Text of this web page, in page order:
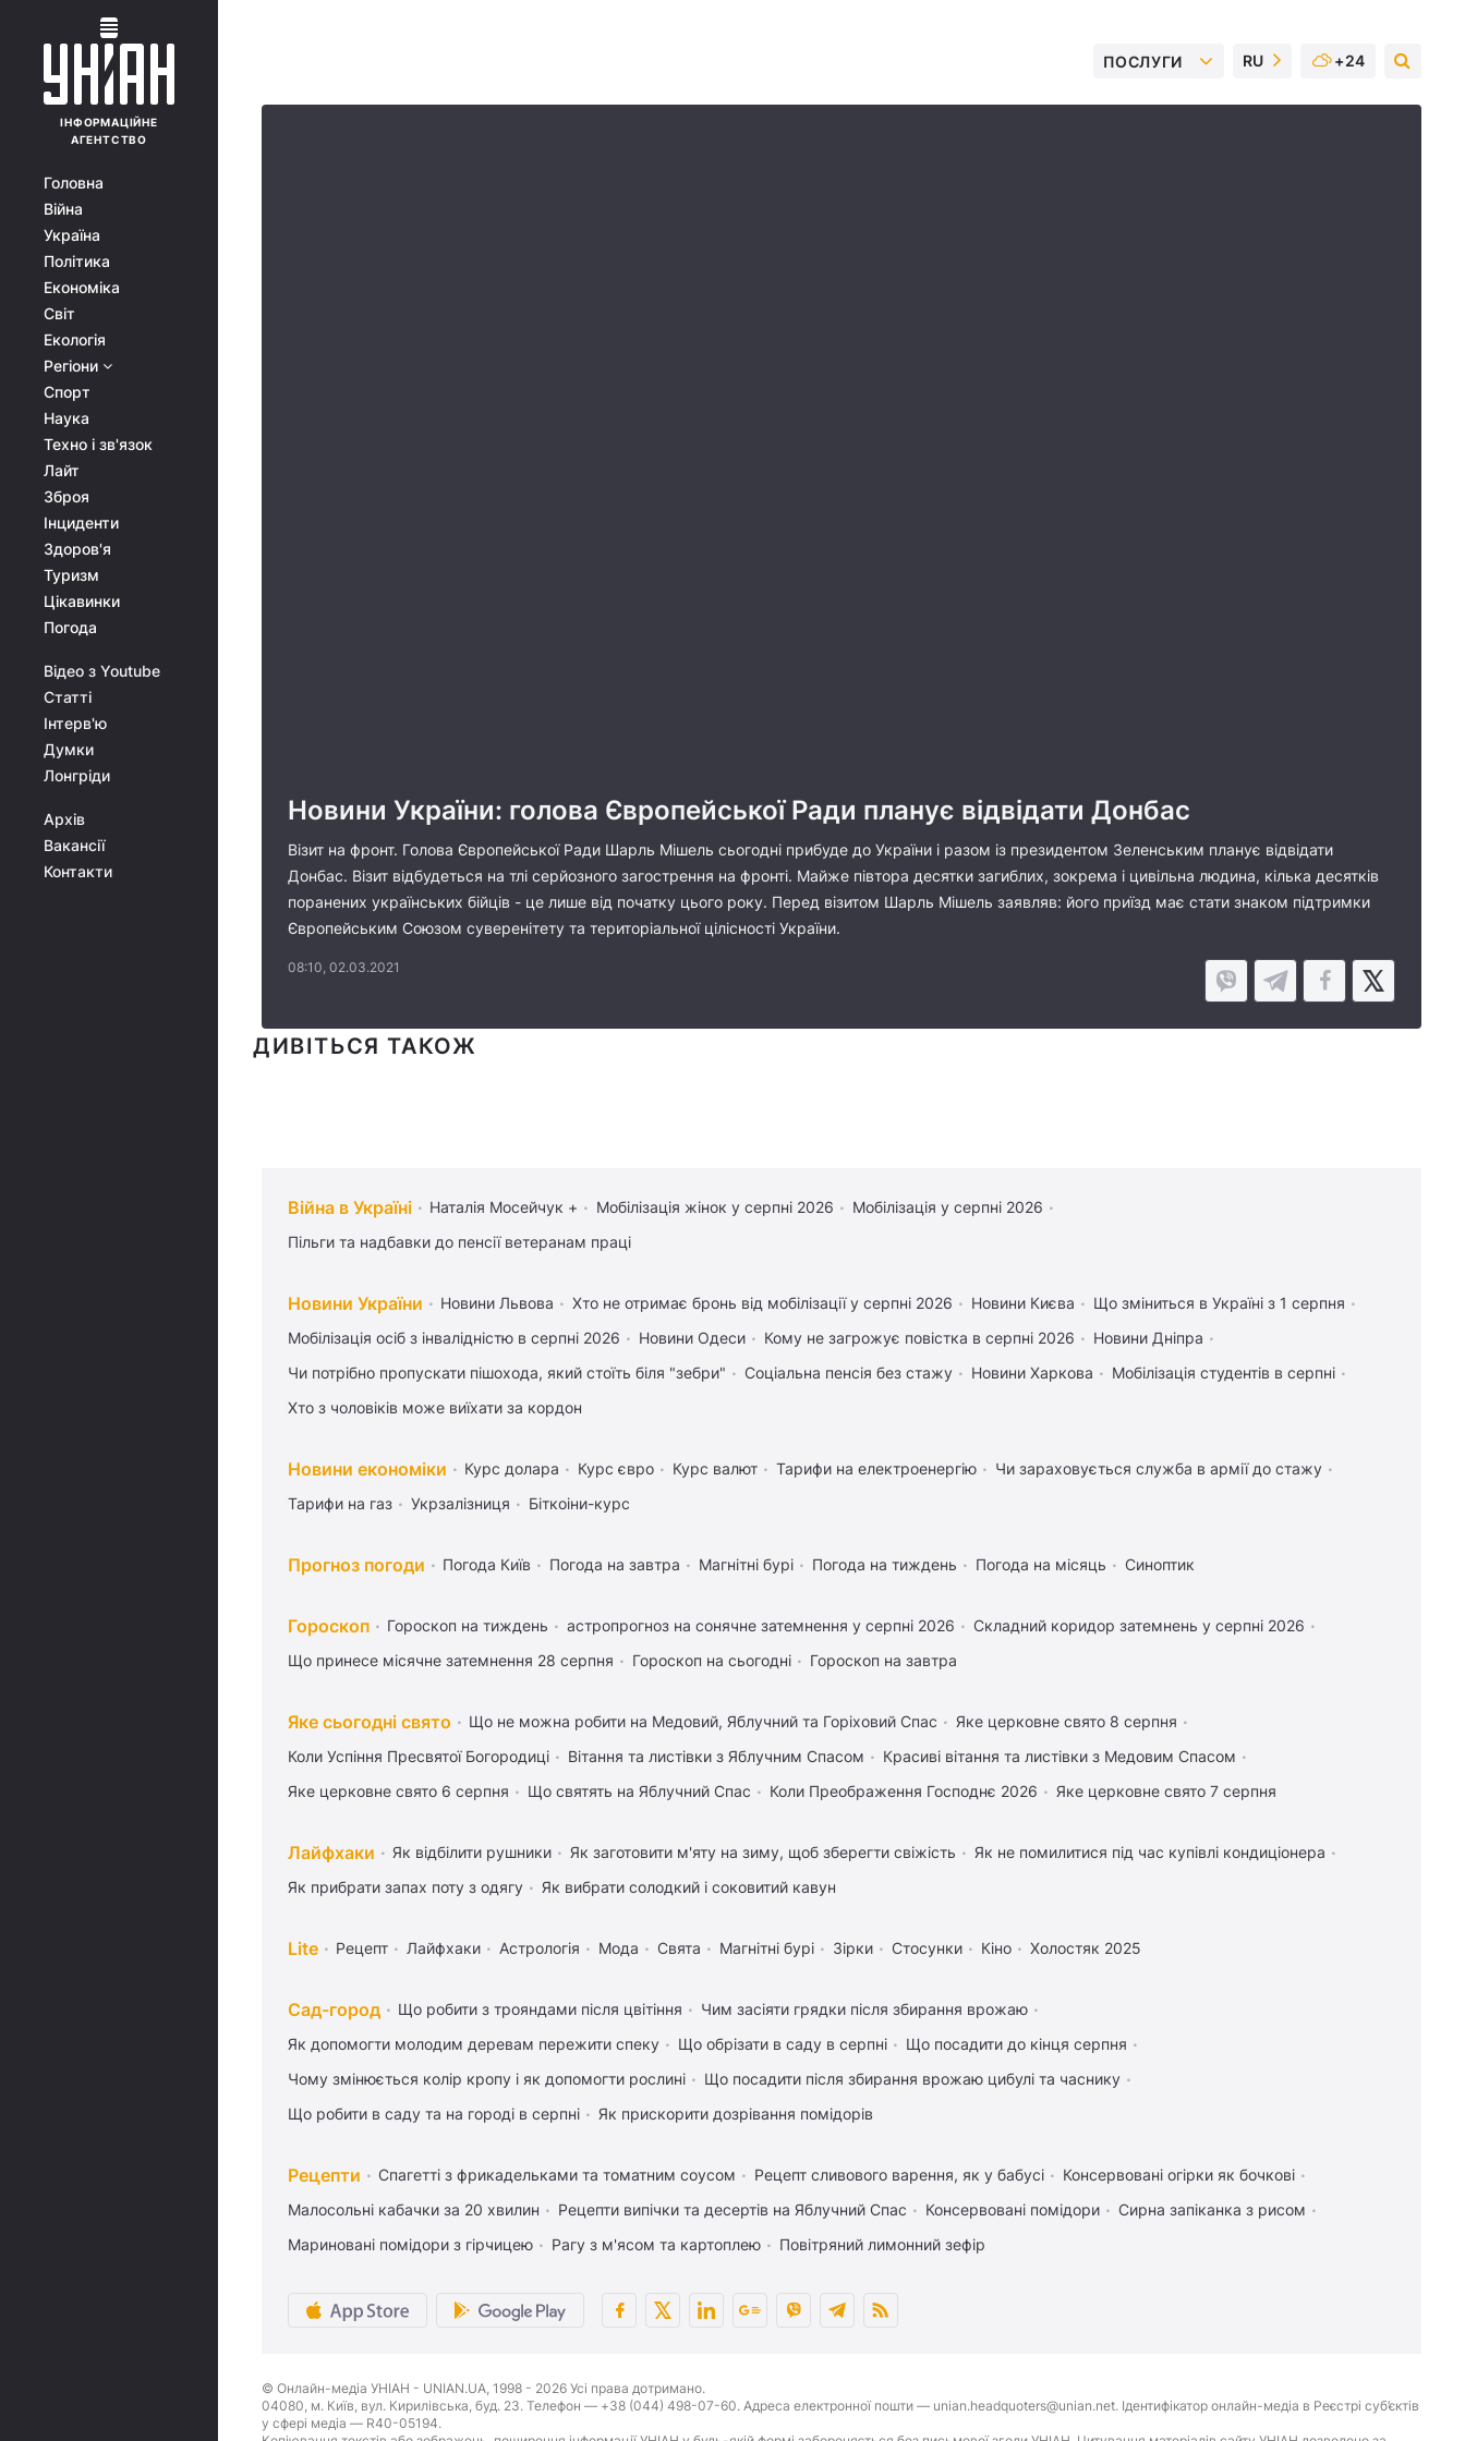
ІНФОРМАЦІЙНЕ
АГЕНТСТВО
Головна
Війна
Україна
Політика
Економіка
Світ
Екологія
Регіони
Спорт
Наука
Техно і зв'язок
Лайт
Зброя
Інциденти
Здоров'я
Туризм
Цікавинки
Погода
Відео з Youtube
Статті
Інтерв'ю
Думки
Лонгріди
Архів
Вакансії
Контакти
ПОСЛУГИ RU +24
Новини України: голова Європейської Ради планує відвідати Донбас
Візит на фронт. Голова Європейської Ради Шарль Мішель сьогодні прибуде до України і разом із президентом Зеленським планує відвідати
Донбас. Візит відбудеться на тлі серйозного загострення на фронті. Майже півтора десятки загиблих, зокрема і цивільна людина, кілька десятків
поранених українських бійців - це лише від початку цього року. Перед візитом Шарль Мішель заявляв: його приїзд має стати знаком підтримки
Європейським Союзом суверенітету та територіальної цілісності України.
08:10, 02.03.2021
ДИВІТЬСЯ ТАКОЖ
Війна в Україні Наталія Мосейчук + Мобілізація жінок у серпні 2026
Мобілізація у серпні 2026
Пільги та надбавки до пенсії ветеранам праці
Новини України Новини Львова Хто не отримає бронь від мобілізації у серпні 2026 Новини Києва
Що зміниться в Україні з 1 серпня
Мобілізація осіб з інвалідністю в серпні 2026
Новини Одеси Кому не загрожує повістка в серпні 2026
Новини Дніпра
Чи потрібно пропускати пішохода, який стоїть біля "зебри"
Соціальна пенсія без стажу Новини Харкова
Мобілізація студентів в серпні
Хто з чоловіків може виїхати за кордон
Новини економіки Курс долара Курс євро Курс валют Тарифи на електроенергію
Чи зараховується служба в армії до стажу
Тарифи на газ
Укрзалізниця Біткоіни-курс
Прогноз погоди Погода Київ Погода на завтра Магнітні бурі Погода на тиждень Погода на місяць Синоптик
Гороскоп Гороскоп на тиждень астропрогноз на сонячне затемнення у серпні 2026
Складний коридор затемнень у серпні 2026
Що принесе місячне затемнення 28 серпня
Гороскоп на сьогодні Гороскоп на завтра
Яке сьогодні свято Що не можна робити на Медовий, Яблучний та Горіховий Спас
Яке церковне свято 8 серпня
Коли Успіння Пресвятої Богородиці
Вітання та листівки з Яблучним Спасом
Красиві вітання та листівки з Медовим Спасом
Яке церковне свято 6 серпня
Що святять на Яблучний Спас Коли Преображення Господнє 2026 Яке церковне свято 7 серпня
Лайфхаки Як відбілити рушники Як заготовити м'яту на зиму, щоб зберегти свіжість
Як не помилитися під час купівлі кондиціонера
Як прибрати запах поту з одягу
Як вибрати солодкий і соковитий кавун
Lite Рецепт Лайфхаки Астрологія Мода Свята Магнітні бурі Зірки Стосунки Кіно Холостяк 2025
Сад-город Що робити з трояндами після цвітіння
Чим засіяти грядки після збирання врожаю
Як допомогти молодим деревам пережити спеку
Що обрізати в саду в серпні
Що посадити до кінця серпня
Чому змінюється колір кропу і як допомогти рослині
Що посадити після збирання врожаю цибулі та часнику
Що робити в саду та на городі в серпні
Як прискорити дозрівання помідорів
Рецепти Спагетті з фрикадельками та томатним соусом Рецепт сливового варення, як у бабусі
Консервовані огірки як бочкові
Малосольні кабачки за 20 хвилин
Рецепти випічки та десертів на Яблучний Спас Консервовані помідори
Сирна запіканка з рисом
Мариновані помідори з гірчицею
Рагу з м'ясом та картоплею Повітряний лимонний зефір
© Онлайн-медіа УНІАН - UNIAN.UA, 1998 - 2026 Усі права дотримано.
04080, м. Київ, вул. Кирилівська, буд. 23. Телефон — +38 (044) 498-07-60. Адреса електронної пошти — unian.headquoters@unian.net. Ідентифікатор онлайн-медіа в Реєстрі суб’єктів
у сфері медіа — R40-05194.